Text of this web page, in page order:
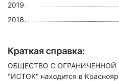
2019
2018
Краткая справка:
ОБЩЕСТВО С ОГРАНИЧЕННОЙ
"ИСТОК" находится в